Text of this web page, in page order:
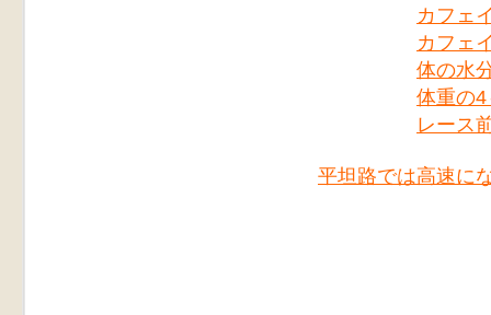
カフェ
カフェ
体の水
体重の
レース
平坦路では高速に